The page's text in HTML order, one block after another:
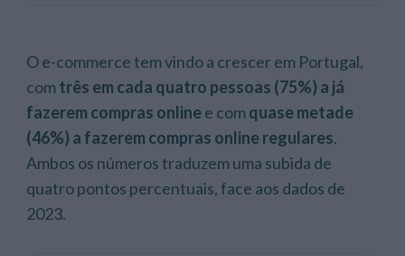
O e-commerce tem vindo a crescer em Portugal,
com três em cada quatro pessoas (75%) a já
fazerem compras onlinee com quase metade
(46%) a fazerem compras online regulares.
Ambos os números traduzem uma subida de
quatro pontos percentuais, face aos dados de
2023.